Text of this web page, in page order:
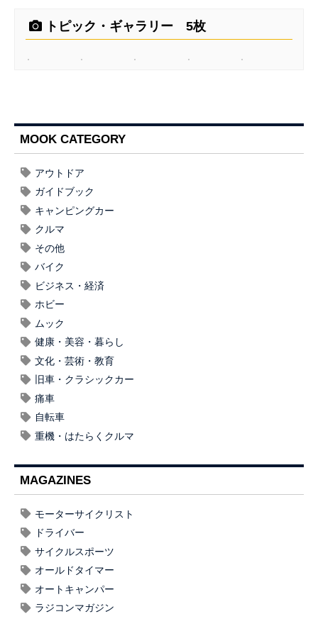
トピック・ギャラリー 5枚
MOOK CATEGORY
アウトドア
ガイドブック
キャンピングカー
クルマ
その他
バイク
ビジネス・経済
ホビー
ムック
健康・美容・暮らし
文化・芸術・教育
旧車・クラシックカー
痛車
自転車
重機・はたらくクルマ
MAGAZINES
モーターサイクリスト
ドライバー
サイクルスポーツ
オールドタイマー
オートキャンパー
ラジコンマガジン